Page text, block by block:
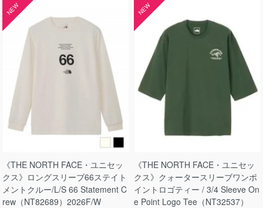
NEW
《THE NORTH FACE・ユニセッ
クス》ロングスリーブ66ステイト
メントクルー/L/S 66 Statement C
rew（NT82689）2026F/W
NEW
《THE NORTH FACE・ユニセッ
クス》クォータースリーブワンポ
イントロゴティー / 3/4 Sleeve On
e Point Logo Tee（NT32537）